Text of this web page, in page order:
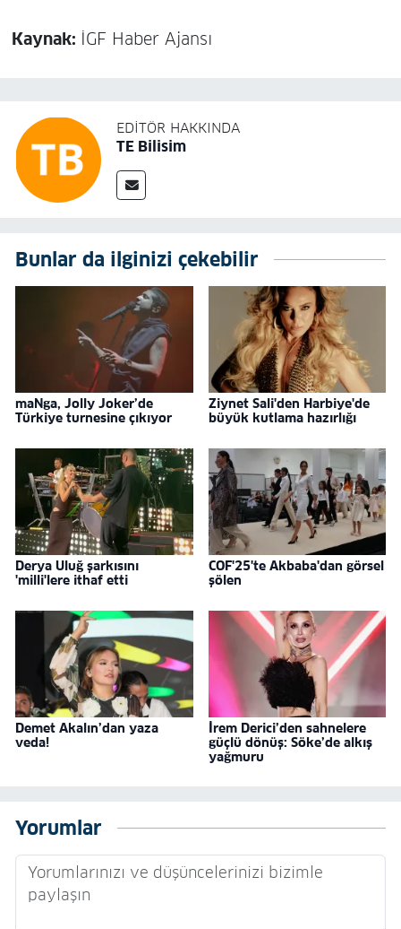
Kaynak: İGF Haber Ajansı
EDITÖR HAKKINDA
TE Bilisim
Bunlar da ilginizi çekebilir
maNga, Jolly Joker’de
Türkiye turnesine çıkıyor
Ziynet Sali'den Harbiye'de
büyük kutlama hazırlığı
Derya Uluğ şarkısını
'milli'lere ithaf etti
COF'25'te Akbaba'dan görsel
şölen
Demet Akalın’dan yaza
veda!
İrem Derici’den sahnelere
güçlü dönüş: Söke’de alkış
yağmuru
Yorumlar